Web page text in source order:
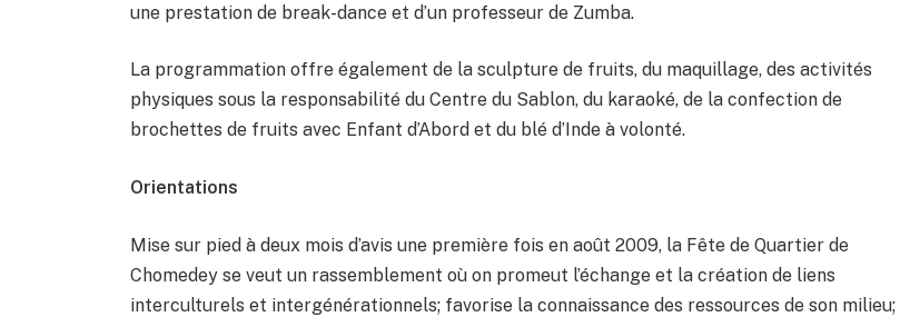
une prestation de break-dance et d’un professeur de Zumba.
La programmation offre également de la sculpture de fruits, du maquillage, des activités
physiques sous la responsabilité du Centre du Sablon, du karaoké, de la confection de
brochettes de fruits avec Enfant d’Abord et du blé d’Inde à volonté.
Orientations
Mise sur pied à deux mois d’avis une première fois en août 2009, la Fête de Quartier de
Chomedey se veut un rassemblement où on promeut l’échange et la création de liens
interculturels et intergénérationnels; favorise la connaissance des ressources de son milieu;
you back? :)